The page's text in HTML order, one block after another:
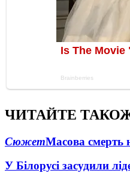
ЧИТАЙТЕ
СюжетМасова смерть
У Білорусі засудили